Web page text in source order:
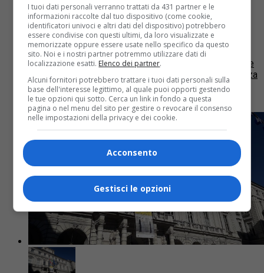
Lunedì 17 alle 18 Torino scende in
piazza contro l’antisemitismo
La sindaca di Torino Chiara Appendino, congiuntamente
al Presidente del Consiglio Comunale e alla Conferenza
dei Capigruppo, hanno promosso una manifestazione
contro l’antisemitismo indetta dalla Città...
I tuoi dati personali verranno trattati da 431 partner e le
informazioni raccolte dal tuo dispositivo (come cookie,
identificatori univoci e altri dati del dispositivo) potrebbero
essere condivise con questi ultimi, da loro visualizzate e
memorizzate oppure essere usate nello specifico da questo
sito. Noi e i nostri partner potremmo utilizzare dati di
localizzazione esatti. Elenco dei partner.
Alcuni fornitori potrebbero trattare i tuoi dati personali sulla
base dell'interesse legittimo, al quale puoi opporti gestendo
le tue opzioni qui sotto. Cerca un link in fondo a questa
pagina o nel menu del sito per gestire o revocare il consenso
nelle impostazioni della privacy e dei cookie.
Acconsento
Gestisci le opzioni